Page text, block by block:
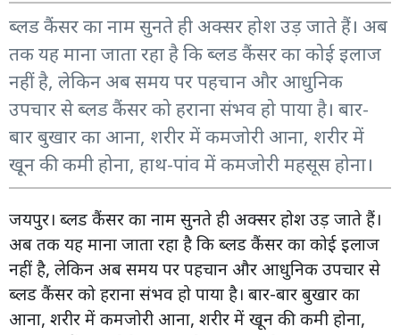
ब्लड कैंसर का नाम सुनते ही अक्सर होश उड़ जाते हैं। अब
तक यह माना जाता रहा है कि ब्लड कैंसर का कोई इलाज
नहीं है, लेकिन अब समय पर पहचान और आधुनिक
उपचार से ब्लड कैंसर को हराना संभव हो पाया है। बार-
बार बुखार का आना, शरीर में कमजोरी आना, शरीर में
खून की कमी होना, हाथ-पांव में कमजोरी महसूस होना।
जयपुर। ब्लड कैंसर का नाम सुनते ही अक्सर होश उड़ जाते हैं।
अब तक यह माना जाता रहा है कि ब्लड कैंसर का कोई इलाज
नहीं है, लेकिन अब समय पर पहचान और आधुनिक उपचार से
ब्लड कैंसर को हराना संभव हो पाया है। बार-बार बुखार का
आना, शरीर में कमजोरी आना, शरीर में खून की कमी होना,